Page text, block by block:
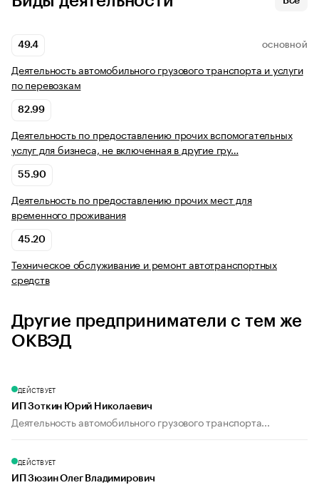
49.4 ОСНОВНОЙ
Деятельность автомобильного грузового транспорта и услуги
по перевозкам
82.99
Деятельность по предоставлению прочих вспомогательных
услуг для бизнеса, не включенная в другие гру…
55.90
Деятельность по предоставлению прочих мест для
временного проживания
45.20
Техническое обслуживание и ремонт автотранспортных
средств
Другие предприниматели с тем же
ОКВЭД
ДЕЙСТВУЕТ
ИП Зоткин Юрий Николаевич
Деятельность автомобильного грузового транспорта...
ДЕЙСТВУЕТ
ИП Зюзин Олег Владимирович